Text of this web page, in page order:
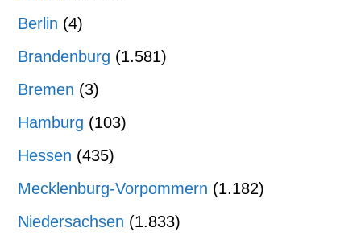
Berlin (4)
Brandenburg (1.581)
Bremen (3)
Hamburg (103)
Hessen (435)
Mecklenburg-Vorpommern (1.182)
Niedersachsen (1.833)